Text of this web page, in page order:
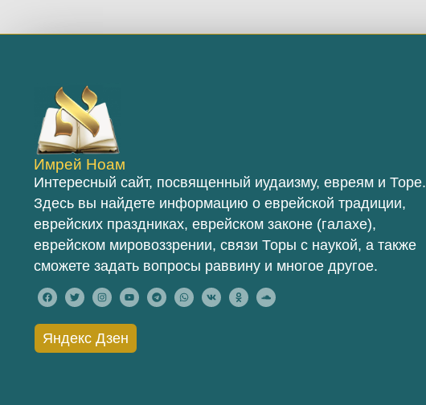
Имрей Ноам
Интересный сайт, посвященный иудаизму, евреям и Торе.
Здесь вы найдете информацию о еврейской традиции,
еврейских праздниках, еврейском законе (галахе),
еврейском мировоззрении, связи Торы с наукой, а также
сможете задать вопросы раввину и многое другое.
Яндекс Дзен